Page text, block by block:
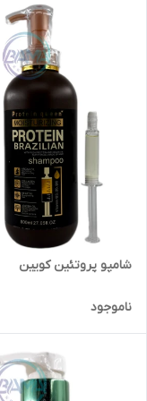
شامپو پروتئین کویین
ناموجود